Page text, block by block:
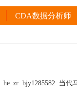
CDA数据分析师
he_zr bjy1285582 当代